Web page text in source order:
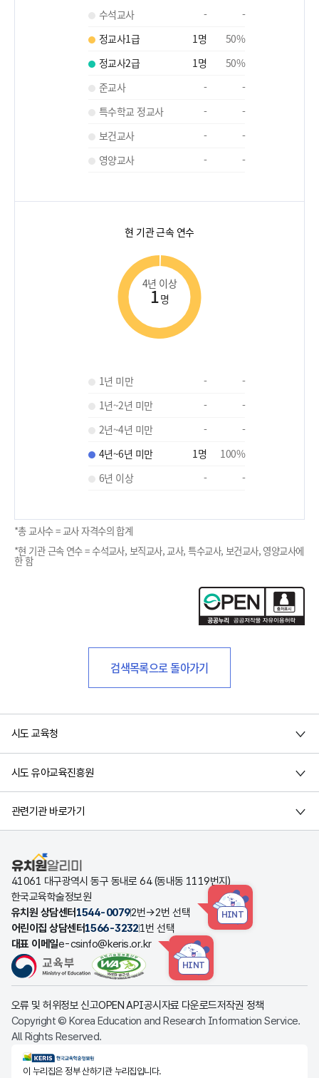
수석교사 -
-
정교사1급
1명 50%
정교사2급
1명 50%
준교사
-
-
특수학교 정교사
-
-
보건교사
-
-
영양교사
- -
현 기관 근속 연수
4년 이상
1명
1년 미만 -
-
1년~2년 미만
-
-
2년~4년 미만
-
-
4년~6년 미만
1명 100%
6년 이상
- -
*총 교사수 = 교사 자격수의 합계
*현 기관 근속 연수 = 수석교사, 보직교사, 교사, 특수교사, 보건교사, 영양교사에
한 함
검색목록으로 돌아가기
시도 교육청
시도 유아교육진흥원
관련기관 바로가기
유치원알리미
41061 대구광역시 동구 동내로 64 (동내동 1119번지)
한국교육학술정보원
유치원 상담센터 1544-00792번→2번 선택 HINT
어린이집 상담센터1566-32321번 선택
대표 이메일e-csinfo@keris.or.kr
HINT
오류 및 허위정보 신고OPEN API공시자료 다운로드저작권 정책
Copyright © Korea Education and Research Information Service.
All Rights Reserved.
KERIS한국교육학술정보원
이 누리집은 정부 산하기관 누리집입니다.